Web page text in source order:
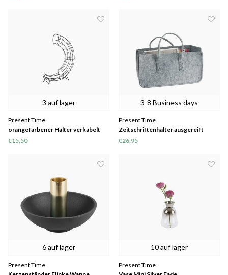
3 auf lager
Present Time
orangefarbener Halter verkabelt
€15,50
3-8 Business days
Present Time
Zeitschriftenhalter ausgereift
€26,95
6 auf lager
Present Time
10 auf lager
Present Time